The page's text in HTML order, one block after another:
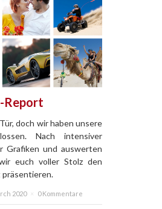
Report
doch wir haben unsere
Nach intensiver
Grafiken und auswerten
euch voller Stolz den
präsentieren.
2020 0 Kommentare